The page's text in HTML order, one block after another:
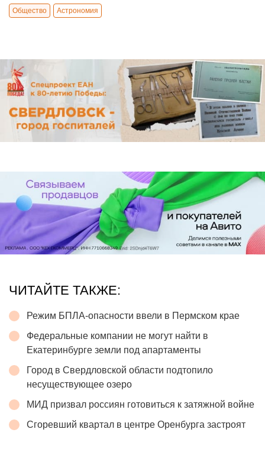
Общество Астрономия
ЧИТАЙТЕ ТАКЖЕ:
Режим БПЛА-опасности ввели в Пермском крае
Федеральные компании не могут найти в
Екатеринбурге земли под апартаменты
Город в Свердловской области подтопило
несуществующее озеро
МИД призвал россиян готовиться к затяжной войне
Сгоревший квартал в центре Оренбурга застроят